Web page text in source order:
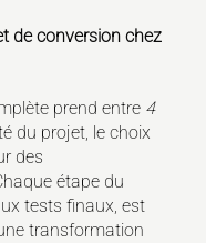
de conversion chez
prend entre 4
du projet, le choix
des
étape du
tests finaux, est
transformation